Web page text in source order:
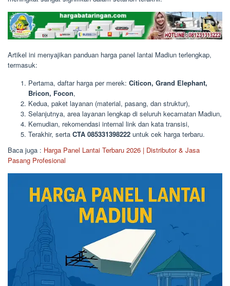
Artikel ini menyajikan panduan harga panel lantai Madiun terlengkap,
termasuk:
Pertama, daftar harga per merek: Citicon, Grand Elephant,
Bricon, Focon,
Kedua, paket layanan (material, pasang, dan struktur),
Selanjutnya, area layanan lengkap di seluruh kecamatan Madiun,
Kemudian, rekomendasi internal link dan kata transisi,
Terakhir, serta CTA 085331398222 untuk cek harga terbaru.
Baca juga : Harga Panel Lantai Terbaru 2026 | Distributor & Jasa
Pasang Profesional